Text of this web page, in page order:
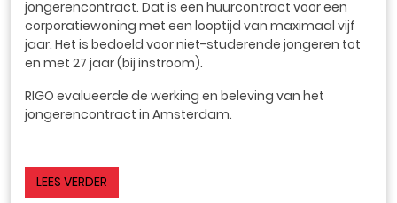
jongerencontract. Dat is een huurcontract voor een
corporatiewoning met een looptijd van maximaal vijf
jaar. Het is bedoeld voor niet-studerende jongeren tot
en met 27 jaar (bij instroom).
RIGO evalueerde de werking en beleving van het
jongerencontract in Amsterdam.
LEES VERDER